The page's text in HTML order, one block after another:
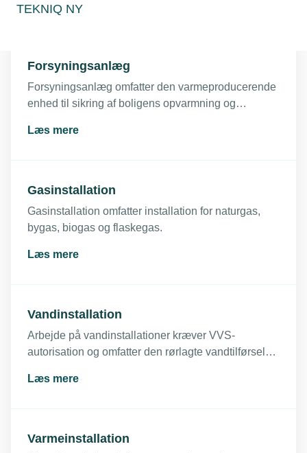
TEKNIQ NY
Læs mere
Forsyningsanlæg
Forsyningsanlæg omfatter den varmeproducerende
enhed til sikring af boligens opvarmning og
i primære anlæg og sekundære anlæg.
Læs mere
Gasinstallation
Gasinstallation omfatter installation for naturgas,
bygas, biogas og flaskegas.
Læs mere
Vandinstallation
Arbejde på vandinstallationer kræver VVS-
autorisation og omfatter den rørlagte vandtilførsel
Læs mere
Varmeinstallation